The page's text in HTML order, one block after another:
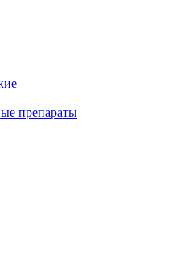
препараты